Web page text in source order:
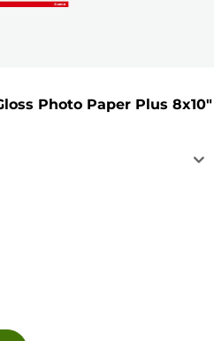
Photo Paper Plus 8x10"